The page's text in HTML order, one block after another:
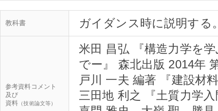
教科書 ガイダンス時に説明する
参考資料コメント
及び
資料 （技術論文等）
米田 昌弘 『構造力学を
でー』 森北出版 2014年
戸川 一夫 編著 『建設材
三田地 利之 『土質力学